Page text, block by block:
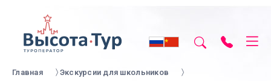
Главная Экскурсии для школьников